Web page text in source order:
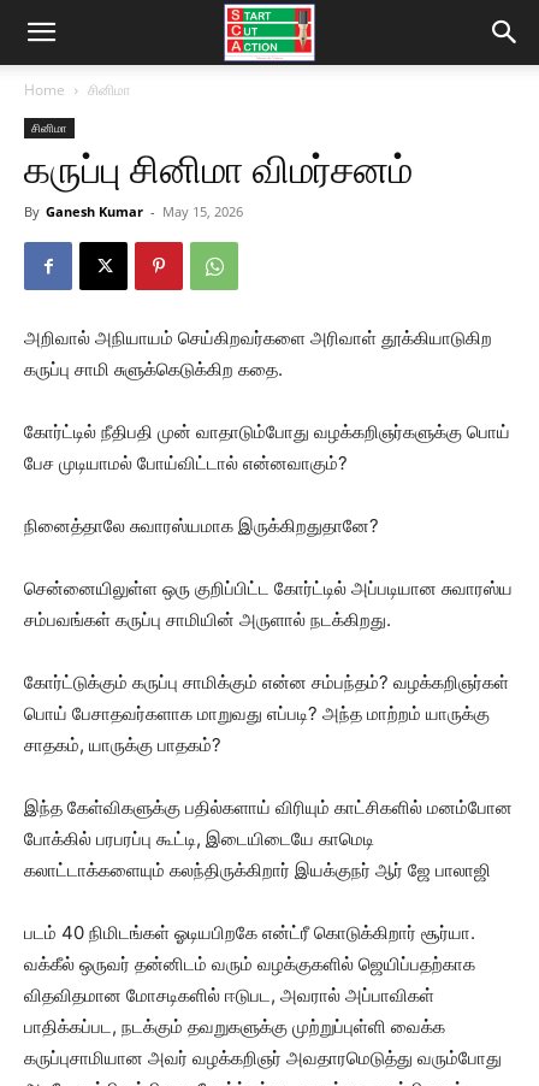
Home சினிமா
சினிமா
கருப்பு சினிமா விமர்சனம்
By Ganesh Kumar - May 15, 2026
அறிவால் அநியாயம் செய்கிறவர்களை அரிவாள் தூக்கியாடுகிற
கருப்பு சாமி சுளுக்கெடுக்கிற கதை.
கோர்ட்டில் நீதிபதி முன் வாதாடும்போது வழக்கறிஞர்களுக்கு பொய்
பேச முடியாமல் போய்விட்டால் என்னவாகும்?
நினைத்தாலே சுவாரஸ்யமாக இருக்கிறதுதானே?
சென்னையிலுள்ள ஒரு குறிப்பிட்ட கோர்ட்டில் அப்படியான சுவாரஸ்ய
சம்பவங்கள் கருப்பு சாமியின் அருளால் நடக்கிறது.
கோர்ட்டுக்கும் கருப்பு சாமிக்கும் என்ன சம்பந்தம்? வழக்கறிஞர்கள்
பொய் பேசாதவர்களாக மாறுவது எப்படி? அந்த மாற்றம் யாருக்கு
சாதகம், யாருக்கு பாதகம்?
இந்த கேள்விகளுக்கு பதில்களாய் விரியும் காட்சிகளில் மனம்போன
போக்கில் பரபரப்பு கூட்டி, இடையிடையே காமெடி
கலாட்டாக்களையும் கலந்திருக்கிறார் இயக்குநர் ஆர் ஜே பாலாஜி
படம் 40 நிமிடங்கள் ஓடியபிறகே என்ட்ரீ கொடுக்கிறார் சூர்யா.
வக்கீல் ஒருவர் தன்னிடம் வரும் வழக்குகளில் ஜெயிப்பதற்காக
விதவிதமான மோசடிகளில் ஈடுபட, அவரால் அப்பாவிகள்
பாதிக்கப்பட, நடக்கும் தவறுகளுக்கு முற்றுப்புள்ளி வைக்க
கருப்புசாமியான அவர் வழக்கறிஞர் அவதாரமெடுத்து வரும்போது